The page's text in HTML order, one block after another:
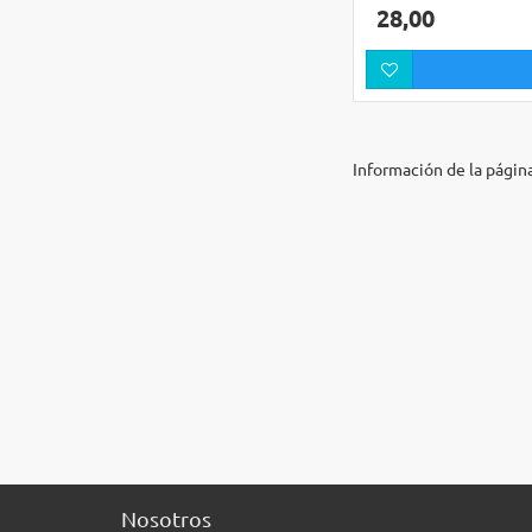
28,00
Información de la
Nosotros